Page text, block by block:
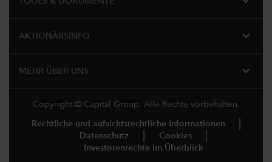
AKTIONÄRSINFO expand_more
MEHR ÜBER UNS expand_more
Copyright © Capital Group. Alle Rechte vorbehalten.
Rechtliche und aufsichtsrechtliche Informationen
Datenschutz
Cookies
Investorenrechte im Überblick